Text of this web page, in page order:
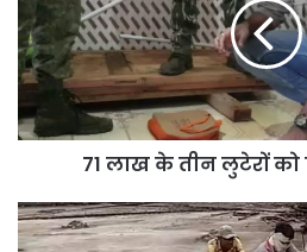
तीन
लुटेरों
को
पुलिस
ने
दबोचा
71 लाख के तीन लुटेरों को
कलेक्टर
की